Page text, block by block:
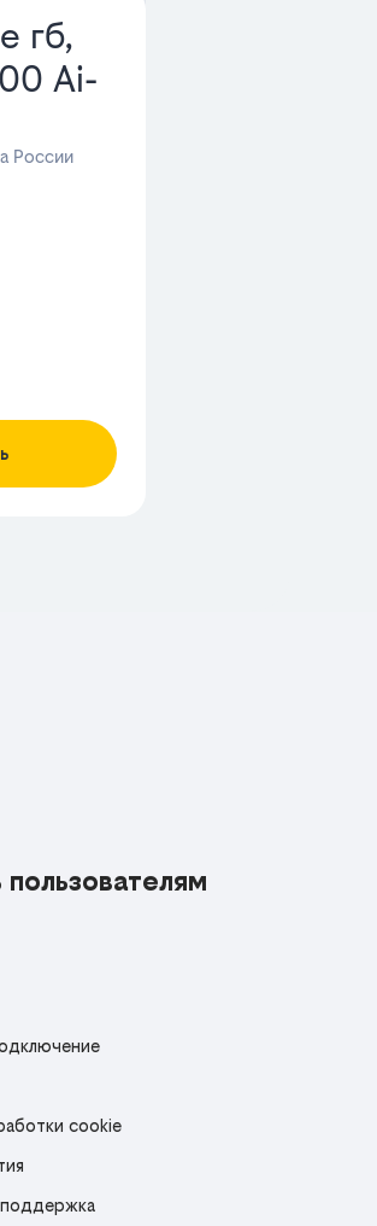
cookie
поддержка